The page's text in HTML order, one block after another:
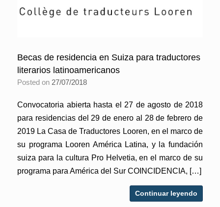
Becas de residencia en Suiza para traductores
literarios latinoamericanos
Posted on 27/07/2018
Convocatoria abierta hasta el 27 de agosto de 2018
para residencias del 29 de enero al 28 de febrero de
2019 La Casa de Traductores Looren, en el marco de
su programa Looren América Latina, y la fundación
suiza para la cultura Pro Helvetia, en el marco de su
programa para América del Sur COINCIDENCIA, […]
Continuar leyendo